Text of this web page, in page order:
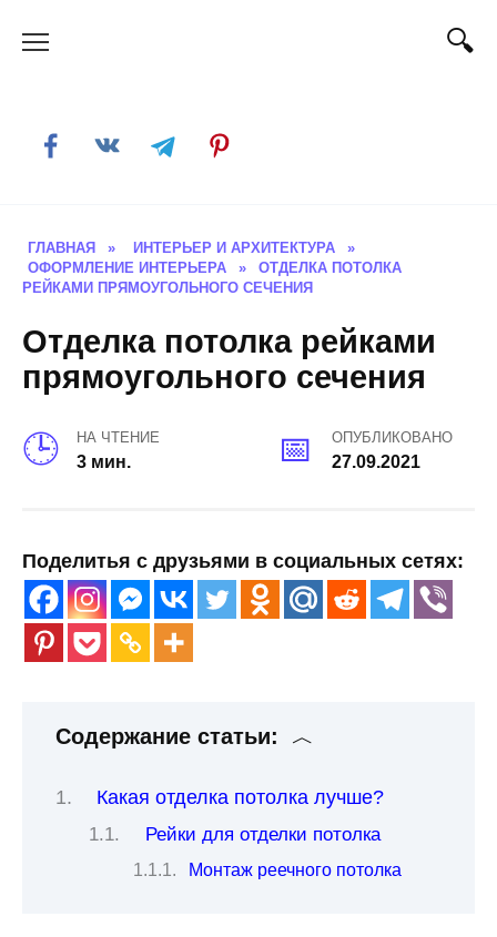
ГЛАВНАЯ » ИНТЕРЬЕР И АРХИТЕКТУРА
»
ОФОРМЛЕНИЕ ИНТЕРЬЕРА
»
ОТДЕЛКА ПОТОЛКА
РЕЙКАМИ ПРЯМОУГОЛЬНОГО СЕЧЕНИЯ
Отделка потолка рейками
прямоугольного сечения
НА ЧТЕНИЕ
3 мин.
ОПУБЛИКОВАНО
27.09.2021
Поделитья с друзьями в социальных сетях:
Содержание статьи:
Какая отделка потолка лучше?
Рейки для отделки потолка
Монтаж реечного потолка